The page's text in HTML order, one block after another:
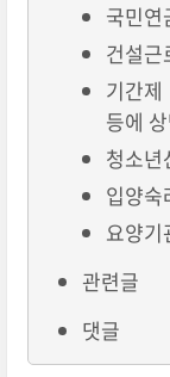
국민연
건설근
기간제
등에
청소년
입양숙
요양기
관련글
댓글